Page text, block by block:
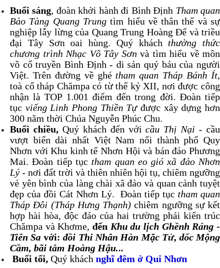
Buổi sáng, đoàn khởi hành đi Bình Định Tham quan
Bảo Tàng Quang Trungtìm hiểu về thân thế và sự
nghiệp lẫy lừng của Quang Trung Hoàng Đế và triều
đại Tây Sơn oai hùng. Quý khách thưởng thức
chương trình Nhạc Võ Tây Sơn và tìm hiểu về môn
võ cổ truyền Bình Định - di sản quý báu của người
Việt. Trên đường về ghé tham quan Tháp Bánh Ít,
toà cổ tháp Chămpa có từ thế kỷ XII, nơi được công
nhận là TOP 1.001 điểm đến trong đời. Đoàn tiếp
tục viếng Linh Phong Thiền Tựđược xây dựng hơn
300 năm thời Chúa Nguyễn Phúc Chu.
Buổi chiều,Quý khách đến vớicầu Thị Nại - cầu
vượt biển dài nhất Việt Nam nối thành phố Quy
Nhơn với Khu kinh tế Nhơn Hội và bán đảo Phương
Mai. Đoàn tiếp tục tham quan eo gió xã đảo Nhơn
Lý - nơi đất trời và thiên nhiên hội tụ, chiêm ngưỡng
vẻ yên bình của làng chài xã đảo và quan cảnh tuyệt
đẹp của đồi Cát Nhơn Lý. Đoàn tiếp tục tham quan
Tháp Đôi (Tháp Hưng Thạnh) chiêm ngưỡng sự kết
hợp hài hòa, độc đáo của hai trường phái kiến trúc
Chămpa và Khơme, đến Khu du lịch Ghềnh Ráng -
Tiên Sa với:đồi Thi Nhân Hàn Mặc Tử, dốc Mộng
Cầm, bãi tắm Hoàng Hậu...
Buổi tối, Quý khách nghĩ đêm ở Qui Nhơn